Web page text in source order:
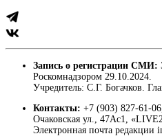
Запись о регистрации СМИ:
Роскомнадзором 29.10.2024.
Учредитель: С.Г. Богачков.
Контакты: +7 (903) 827-61-
Очаковская ул., 47Ас1,
Электронная почта редакции